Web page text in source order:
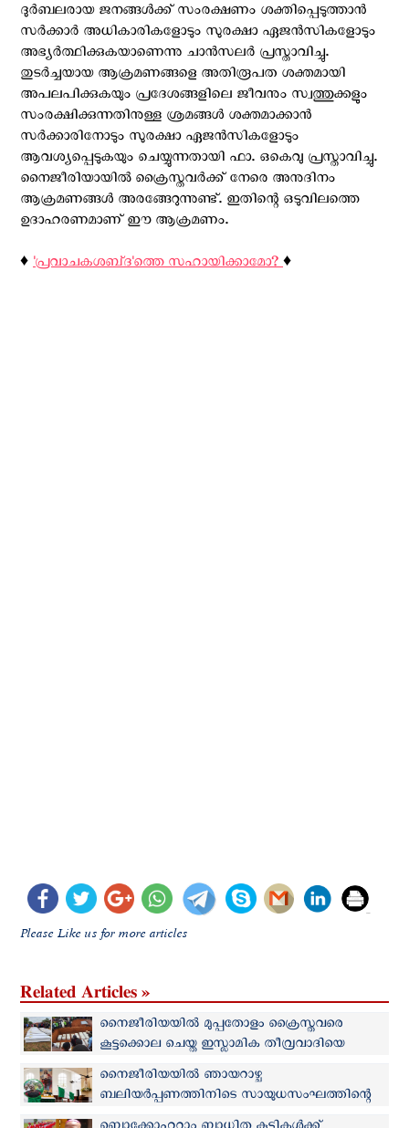
ദുർബലരായ ജനങ്ങൾക്ക് സംരക്ഷണം ശക്തിപ്പെടുത്താൻ
സർക്കാർ അധികാരികളോടും സുരക്ഷാ ഏജൻസികളോടും
അഭ്യർത്ഥിക്കുകയാണെന്നു ചാൻസലർ പ്രസ്താവിച്ചു.
തുടർച്ചയായ ആക്രമണങ്ങളെ അതിരൂപത ശക്തമായി
അപലപിക്കുകയും പ്രദേശങ്ങളിലെ ജീവനും സ്വത്തുക്കളും
സംരക്ഷിക്കുന്നതിനുള്ള ശ്രമങ്ങൾ ശക്തമാക്കാൻ
സർക്കാരിനോടും സുരക്ഷാ ഏജൻസികളോടും
ആവശ്യപ്പെടുകയും ചെയ്യുന്നതായി ഫാ. ഒകെവു പ്രസ്താവിച്ചു.
നൈജീരിയായില്‍ ക്രൈസ്തവര്‍ക്ക് നേരെ അനുദിനം
ആക്രമണങ്ങള്‍ അരങ്ങേറുന്നുണ്ട്. ഇതിന്റെ ഒടുവിലത്തെ
ഉദാഹരണമാണ് ഈ ആക്രമണം.
♦️ 'പ്രവാചകശബ്‌ദ'ത്തെ സഹായിക്കാമോ?♦️
Please Like us for more articles
Related Articles »
നൈജീരിയയില്‍ മുപ്പതോളം ക്രൈസ്തവരെ
കൂട്ടക്കൊല ചെയ്ത ഇസ്ലാമിക തീവ്രവാദിയെ
സൈന്യം അറസ്റ്റ് ചെയ്തു
നൈജീരിയയില്‍ ഞായറാഴ്ച
ബലിയര്‍പ്പണത്തിനിടെ സായുധസംഘത്തിന്റെ
ആക്രമണം: 2 പേരെ തട്ടിക്കൊണ്ടുപോയി